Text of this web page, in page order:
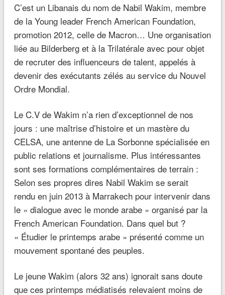
C’est un Libanais du nom de Nabil Wakim, membre
de la Young leader French American Foundation,
promotion 2012, celle de Macron… Une organisation
liée au Bilderberg et à la Trilatérale avec pour objet
de recruter des influenceurs de talent, appelés à
devenir des exécutants zélés au service du Nouvel
Ordre Mondial.
Le C.V de Wakim n’a rien d’exceptionnel de nos
jours : une maîtrise d’histoire et un mastère du
CELSA, une antenne de La Sorbonne spécialisée en
public relations et journalisme. Plus intéressantes
sont ses formations complémentaires de terrain :
Selon ses propres dires Nabil Wakim se serait
rendu en juin 2013 à Marrakech pour intervenir dans
le « dialogue avec le monde arabe » organisé par la
French American Foundation. Dans quel but ?
« Étudier le printemps arabe » présenté comme un
mouvement spontané des peuples.
Le jeune Wakim (alors 32 ans) ignorait sans doute
que ces printemps médiatisés relevaient moins de